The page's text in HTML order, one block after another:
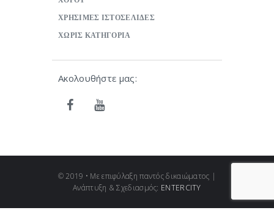
ΧΡΗΣΙΜΕΣ ΙΣΤΟΣΕΛΙΔΕΣ
ΧΩΡΙΣ ΚΑΤΗΓΟΡΙΑ
Ακολουθήστε μας:
© 2019 • Με επιφύλαξη παντός δικαιώματος |
Ανάπτυξη & Σχεδιασμός: ENTERCITY